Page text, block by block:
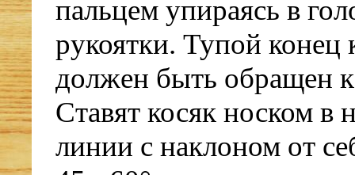
пальцем упираясь в
рукоятки. Тупой конец
должен быть обращен
Ставят косяк носком в
линии с наклоном от